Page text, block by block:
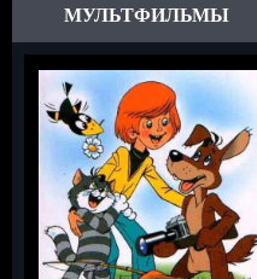
МУЛЬТФИЛЬМЫ